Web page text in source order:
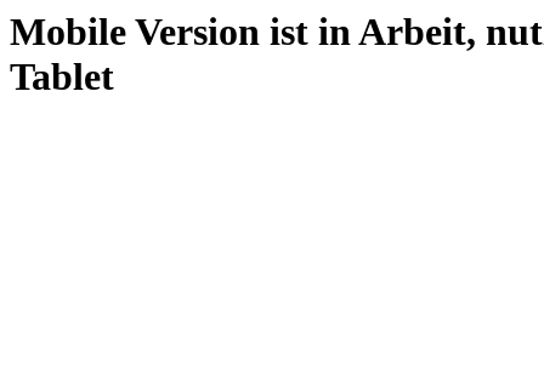
Mobile Version ist in Arbeit,
Tablet